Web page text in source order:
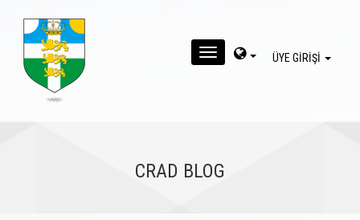
MENU ÜYE GİRİŞİ
CRAD BLOG